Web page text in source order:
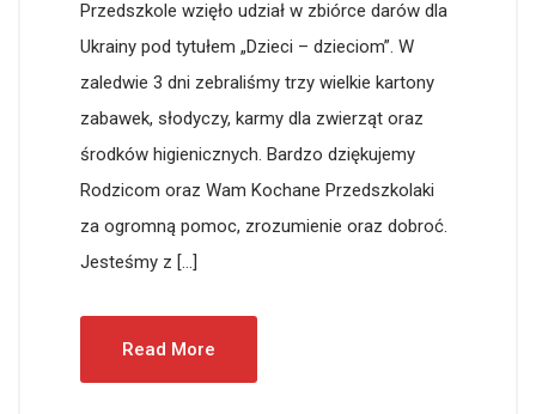
Przedszkole wzięło udział w zbiórce darów dla
Ukrainy pod tytułem „Dzieci – dzieciom”. W
zaledwie 3 dni zebraliśmy trzy wielkie kartony
zabawek, słodyczy, karmy dla zwierząt oraz
środków higienicznych. Bardzo dziękujemy
Rodzicom oraz Wam Kochane Przedszkolaki
za ogromną pomoc, zrozumienie oraz dobroć.
Jesteśmy z […]
Read More